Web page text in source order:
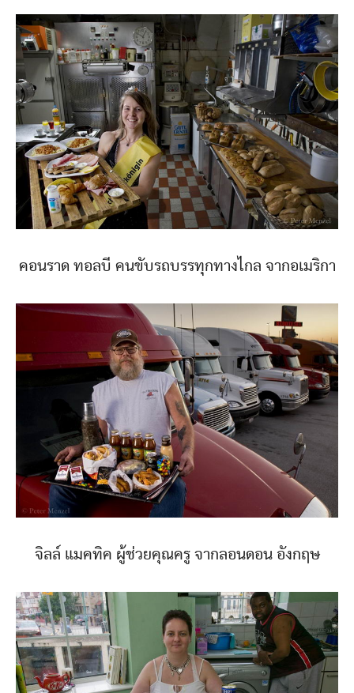
คอนราด ทอลบี คนขับรถบรรทุกทางไกล จากอเมริกา
จิลล์ แมคทิค ผู้ช่วยคุณครู จากลอนดอน อังกฤษ